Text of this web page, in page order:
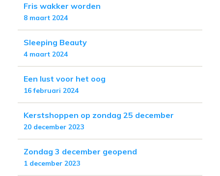
Fris wakker worden
8 maart 2024
Sleeping Beauty
4 maart 2024
Een lust voor het oog
16 februari 2024
Kerstshoppen op zondag 25 december
20 december 2023
Zondag 3 december geopend
1 december 2023